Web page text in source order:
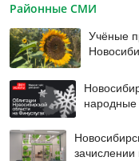
Районные СМИ
Учёные
народные